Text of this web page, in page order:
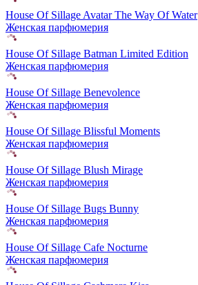
House Of Sillage Avatar The Way Of Water
Женская парфюмерия
House Of Sillage Batman Limited Edition
Женская парфюмерия
House Of Sillage Benevolence
Женская парфюмерия
House Of Sillage Blissful Moments
Женская парфюмерия
House Of Sillage Blush Mirage
Женская парфюмерия
House Of Sillage Bugs Bunny
Женская парфюмерия
House Of Sillage Cafe Nocturne
Женская парфюмерия